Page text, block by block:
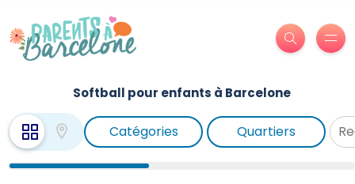
Softball pour enfants à Barcelone
Catégories Quartiers